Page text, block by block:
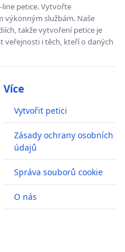
petice. Vytvořte
výkonným službám. Naše
takže vytvoření petice je
veřejnosti i těch, kteří o daných
Více
Vytvořit petici
Zásady ochrany osobních
údajů
Správa souborů cookie
O nás